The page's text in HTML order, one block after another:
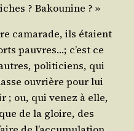
? Bakounine ? »
cama­rade, ils étaient
pauvres…; c’est ce
poli­ti­ciens, qui
ouvrière pour lui
; ou, qui venez à elle,
de la gloire, des